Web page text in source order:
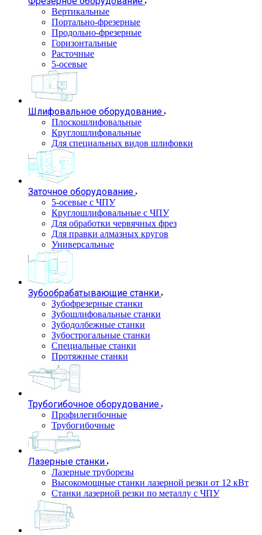
Вертикальные
Портально-фрезерные
Продольно-фрезерные
Горизонтальные
Расточные
5-осевые
Шлифовальное оборудование
Плоскошлифовальные
Круглошлифовальные
Для специальных видов шлифовки
Заточное оборудование
5-осевые с ЧПУ
Круглошлифовальные с ЧПУ
Для обработки червячных фрез
Для правки алмазных кругов
Универсальные
Зубообрабатывающие станки
Зубофрезерные станки
Зубошлифовальные станки
Зубодолбежные станки
Зубострогальные станки
Специальные станки
Протяжные станки
Трубогибочное оборудование
Профилегибочные
Трубогибочные
Лазерные станки
Лазерные труборезы
Высокомощные станки лазерной резки от 12 кВт
Станки лазерной резки по металлу с ЧПУ